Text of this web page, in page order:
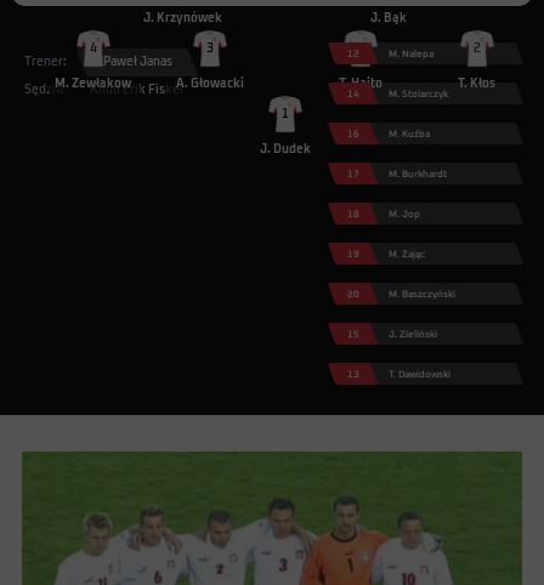
1
J. Dudek
4
M. Żewłakow
3
A. Głowacki
7
T. Hajto
2
T. Kłos
J. Krzynówek J. Bąk
Trener: Paweł Janas
Sędzia: Knud Erik Fisker
12 M. Nalepa
14 M. Stolarczyk
16 M. Kuźba
17 M. Burkhardt
18 M. Jop
19 M. Zając
20 M. Baszczyński
15 J. Zieliński
13 T. Dawidowski